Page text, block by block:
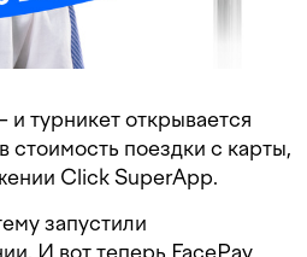
турникет открывается
стоимость поездки с карты,
Click SuperApp.
запустили